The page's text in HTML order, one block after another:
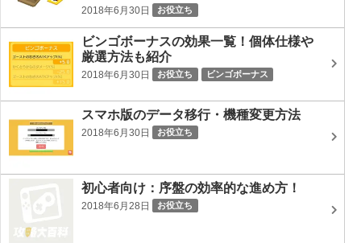
2018年6月30日 お役立ち
ビンゴボーナスの効果一覧！個体仕様や
厳選方法も紹介
2018年6月30日 お役立ち ビンゴボーナス
スマホ版のデータ移行・機種変更方法
2018年6月30日 お役立ち
初心者向け：序盤の効率的な進め方！
2018年6月28日 お役立ち